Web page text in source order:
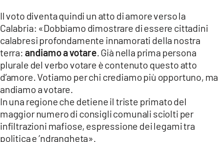
App
ANDROID
APPLE
Il voto diventa quindi un atto di amore verso la
Calabria: «Dobbiamo dimostrare di essere cittadini
calabresi profondamente innamorati della nostra
terra: andiamo a votare . Già nella prima persona
plurale del verbo votare è contenuto questo atto
d’amore. Votiamo per chi crediamo più opportuno, ma
andiamo a votare.
In una regione che detiene il triste primato del
maggior numero di consigli comunali sciolti per
infiltrazioni mafiose, espressione dei legami tra
politica e ’ndrangheta».